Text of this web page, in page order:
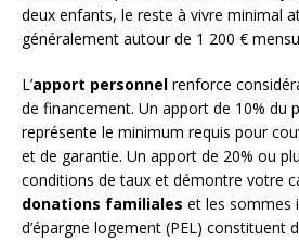
deux enfants, le reste à vivre minimal
généralement autour de 1 200 €
L’apport personnel renforce
de financement. Un apport de 10% du
représente le minimum requis pour
et de garantie. Un apport de 20% ou
conditions de taux et démontre votre
donations familiales et les sommes
d’épargne logement (PEL) constituent